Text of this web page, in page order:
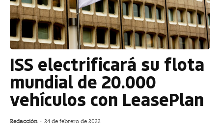
ISS electrificará su flota
mundial de 20.000
vehículos con LeasePlan
Redacción - 24 de febrero de 2022